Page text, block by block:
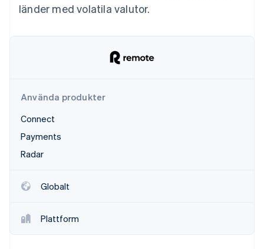
Identitetsverifiering online
Partner
länder med volatila valutor.
Använda produkter
Connect
Payments
Radar
Globalt
Plattform